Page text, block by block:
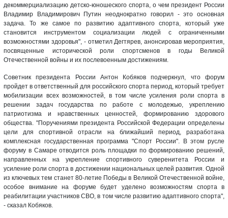
декоммерциализацию детско-юношеского спорта, о чем президент России
Владимир Владимирович Путин неоднократно говорил - это основная
задача. То же самое по развитию адаптивного спорта, который уже
становится инструментом социализации людей с ограниченными
возможностями здоровья", - отметил Дегтярев, анонсировав мероприятия,
посвященные исторической роли спортсменов в годы Великой
Отечественной войны и их послевоенным достижениям.
Советник президента России Антон Кобяков подчеркнул, что форум
пройдет в ответственный для российского спорта период, который требует
мобилизации всех возможностей, в том числе усиления роли спорта в
решении задач государства по работе с молодежью, укреплению
патриотизма и нравственных ценностей, формированию здорового
общества. "Поручениями президента Российской Федерации определены
цели для спортивной отрасли на ближайший период, разработана
комплексная государственная программа "Спорт России". В этом русле
форуму в Самаре отводится роль площадки по формированию решений,
направленных на укрепление спортивного суверенитета России и
усиление роли спорта в достижении национальных целей развития. Одной
из ключевых тем станет 80-летие Победы в Великой Отечественной войне,
особое внимание на форуме будет уделено возможностям спорта в
реабилитации участников СВО, в том числе развитию адаптивного спорта",
- сказал Кобяков.